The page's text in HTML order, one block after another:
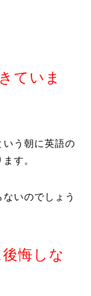
ていま
う朝に英語の
す。
いのでしょう
悔しな